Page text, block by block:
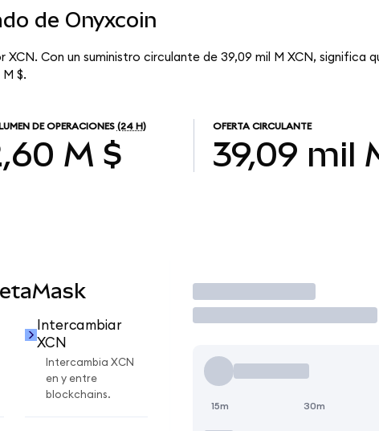
de Onyxcoin
Con un suministro circulante de 39,09 mil M XCN, significa
$.
DE OPERACIONES (24 H)
M $
OFERTA CIRCULANTE
39,09 mil
Intercambiar
XCN
Intercambia XCN
en y entre
blockchains.
Operar
15m 30m